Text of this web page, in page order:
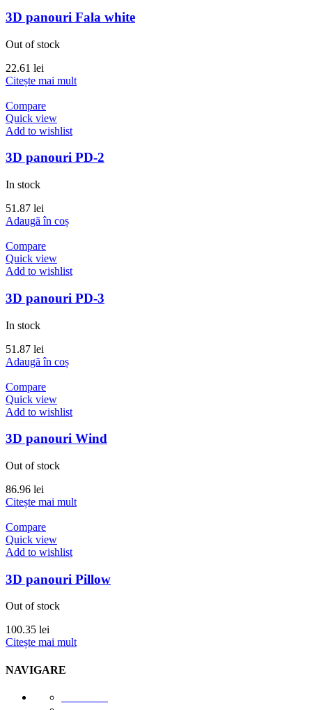
3D panouri Fala white
Out of stock
22.61 lei
Citește mai mult
Compare
Quick view
Add to wishlist
3D panouri PD-2
In stock
51.87 lei
Adaugă în coș
Compare
Quick view
Add to wishlist
3D panouri PD-3
In stock
51.87 lei
Adaugă în coș
Compare
Quick view
Add to wishlist
3D panouri Wind
Out of stock
86.96 lei
Citește mai mult
Compare
Quick view
Add to wishlist
3D panouri Pillow
Out of stock
100.35 lei
Citește mai mult
NAVIGARE